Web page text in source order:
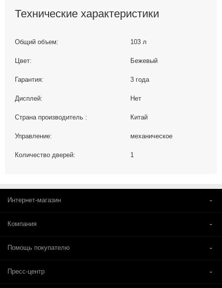
Технические характеристики
Общий объем: 103 л
Цвет: Бежевый
Гарантия: 3 года
Дисплей: Нет
Страна производитель : Китай
Управление: механическое
Количество дверей: 1
Интернет-магазин
Компания
Помощь покупателю
Пресс-центр